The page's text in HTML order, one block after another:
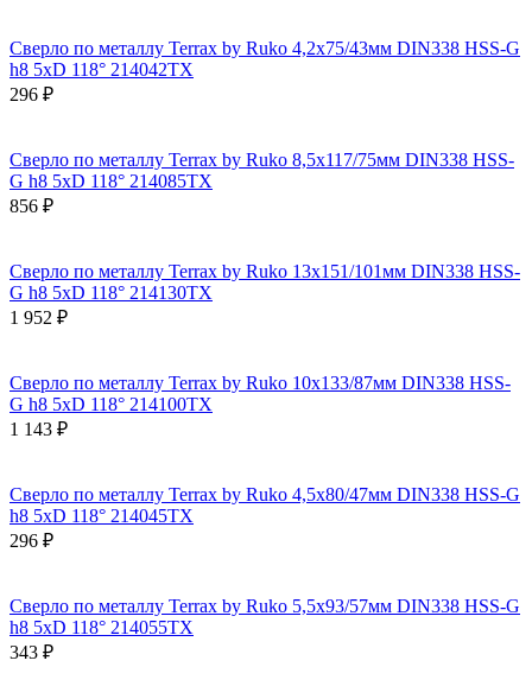
Сверло по металлу Terrax by Ruko 4,2x75/43мм DIN338 HSS-G
h8 5xD 118° 214042TX
296 ₽
Сверло по металлу Terrax by Ruko 8,5x117/75мм DIN338 HSS-
G h8 5xD 118° 214085TX
856 ₽
Сверло по металлу Terrax by Ruko 13x151/101мм DIN338 HSS-
G h8 5xD 118° 214130TX
1 952 ₽
Сверло по металлу Terrax by Ruko 10x133/87мм DIN338 HSS-
G h8 5xD 118° 214100TX
1 143 ₽
Сверло по металлу Terrax by Ruko 4,5x80/47мм DIN338 HSS-G
h8 5xD 118° 214045TX
296 ₽
Сверло по металлу Terrax by Ruko 5,5x93/57мм DIN338 HSS-G
h8 5xD 118° 214055TX
343 ₽